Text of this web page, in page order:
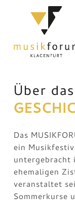
content
Über
Das
ein
untergebracht
ehemaligen
veranstaltet
Sommerkurse